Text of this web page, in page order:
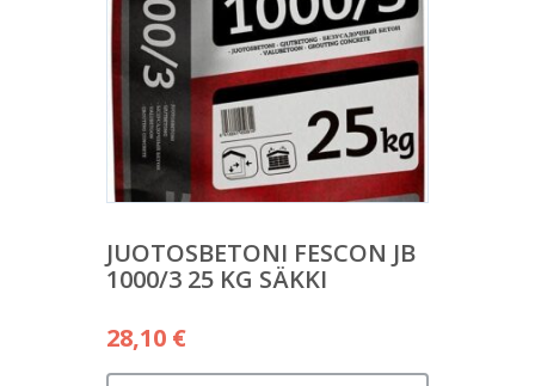
JUOTOSBETONI FESCON JB
1000/3 25 KG SÄKKI
28,10 €